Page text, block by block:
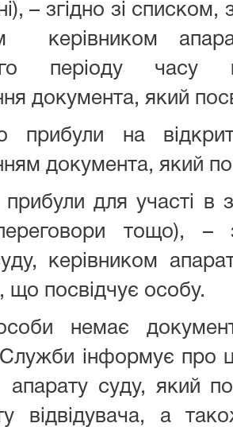
– згідно зі
керівником
періоду часу
документа, який
прибули на
документа, який
для участі в
тощо), –
керівником
що посвідчує особу.
немає
інформує про
апарату суду, який
відвідувача, а